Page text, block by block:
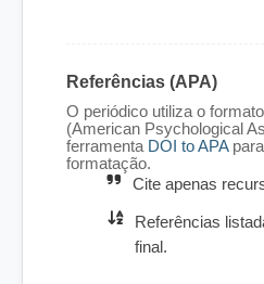
Referências (APA)
O periódico utiliza o
(American Psychological
ferramenta DOI to APA
formatação.
Cite apenas
Referências
final.